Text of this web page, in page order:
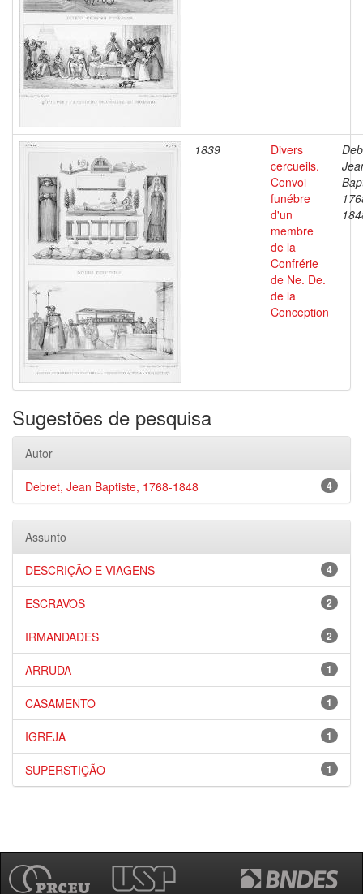
1839
Divers
cercueils.
Convoi
funébre
d'un
membre
de la
Confrérie
de Ne. De.
de la
Conception
Sugestões de pesquisa
Autor
4
Debret, Jean Baptiste, 1768-1848
Assunto
4
DESCRIÇÃO E VIAGENS
2
ESCRAVOS
2
IRMANDADES
1
ARRUDA
1
CASAMENTO
1
IGREJA
1
SUPERSTIÇÃO